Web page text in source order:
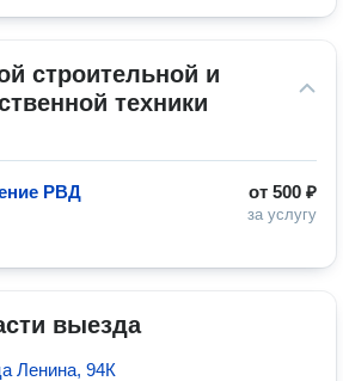
строительной и
техники
от 500 ₽
за услугу
РВД
выезда
Ленина, 94К